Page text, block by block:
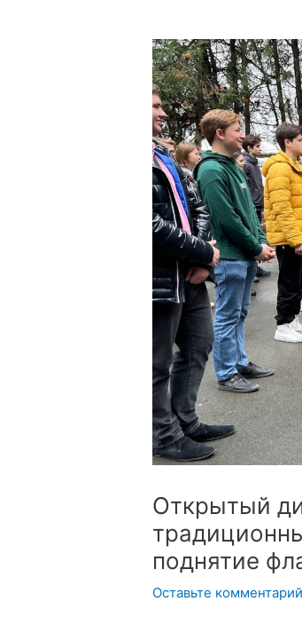
Открытый
поднятие
Оставьте комментарий